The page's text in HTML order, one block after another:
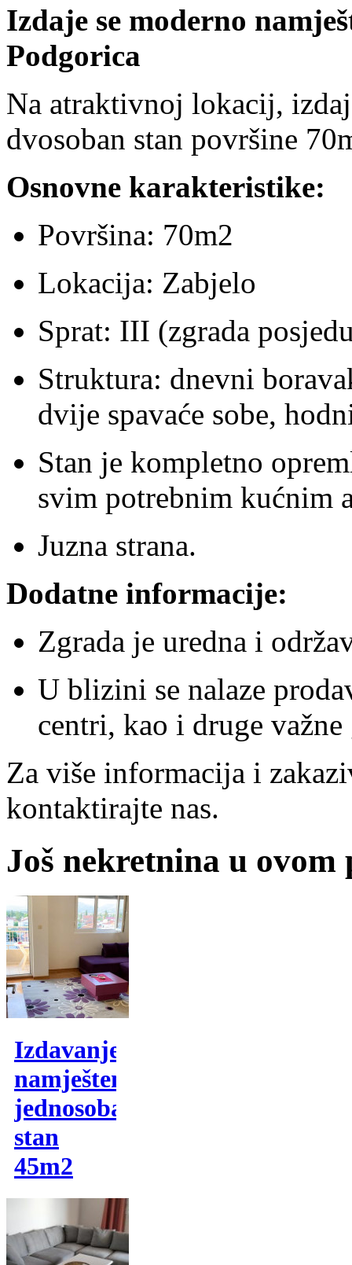
Izdaje se moderno
Podgorica
Na atraktivnoj lokacij,
dvosoban stan površine
Osnovne karakteristike:
Površina: 70m2
Lokacija: Zabjelo
Sprat: III (zgrada
Struktura: dnevni
dvije spavaće sobe,
Stan je kompletno
svim potrebnim kućnim
Juzna strana.
Dodatne informacije:
Zgrada je uredna i
U blizini se nalaze
centri, kao i druge važne
Za više informacija i
kontaktirajte nas.
Još nekretnina u ovom
Izdavanje,
namješten
jednosoban
stan
45m2